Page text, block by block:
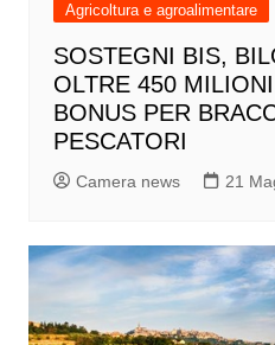
Agricoltura e agroalimentare
SOSTEGNI BIS,
OLTRE 450
BONUS PER
PESCATORI
Camera news 21